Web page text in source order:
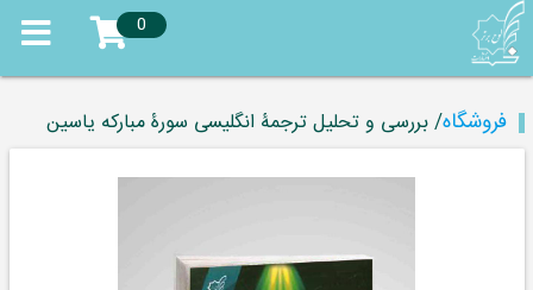
0
فروشگاه/ بررسی و تحلیل ترجمۀ انگلیسی سورۀ مبارکه یاسین